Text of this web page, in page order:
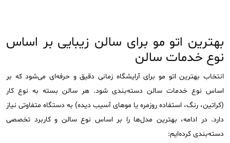
بهترین اتو مو برای سالن زیبایی بر اساس
نوع خدمات سالن
انتخاب بهترین اتو مو برای آرایشگاه زمانی دقیق و حرفه‌ای می‌شود که بر
اساس نوع خدمات سالن دسته‌بندی شود. هر سالن بسته به نوع کار
(کراتین، رنگ، استفاده روزمره یا موهای آسیب ‌دیده) به دستگاه متفاوتی نیاز
دارد. در ادامه، بهترین مدل‌ها را بر اساس نوع سالن و کاربرد تخصصی
دسته‌بندی کرده‌ایم: